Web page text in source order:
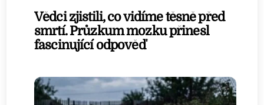
Vědci zjistili, co vidíme těsně před
smrtí. Průzkum mozku přinesl
fascinující odpověď